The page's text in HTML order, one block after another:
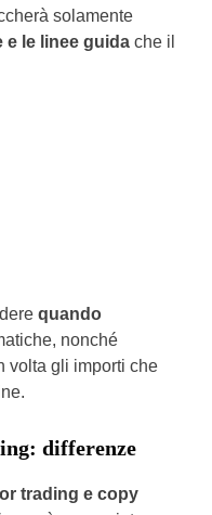
solamente
e le linee guida che il
quando
nonché
volta gli importi che
differenze
trading e copy